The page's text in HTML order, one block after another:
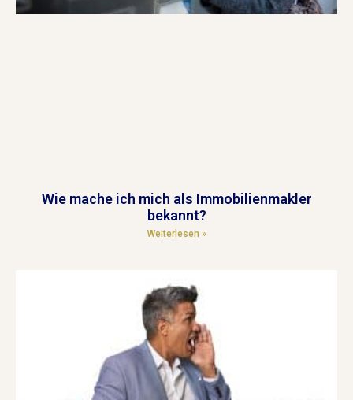
Wie mache ich mich als Immobilienmakler
bekannt?
Weiterlesen »